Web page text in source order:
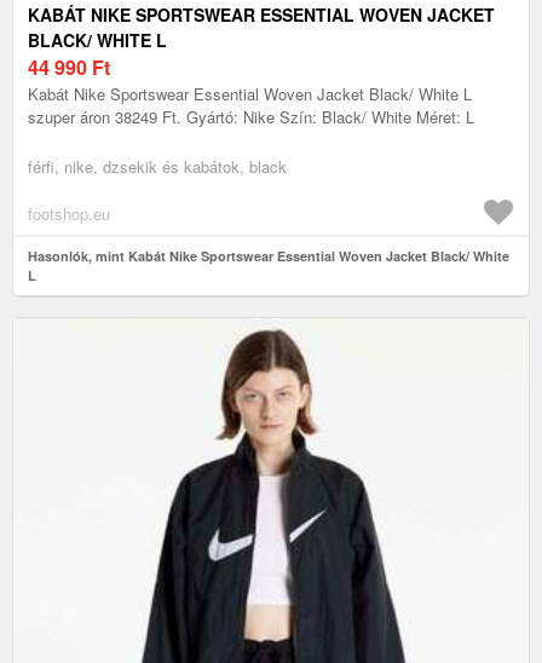
KABÁT NIKE SPORTSWEAR ESSENTIAL WOVEN JACKET
BLACK/ WHITE L
44 990 Ft
Kabát Nike Sportswear Essential Woven Jacket Black/ White L
szuper áron 38249 Ft. Gyártó: Nike Szín: Black/ White Méret: L
férfi, nike, dzsekik és kabátok, black
footshop.eu
Hasonlók, mint Kabát Nike Sportswear Essential Woven Jacket Black/ White
L